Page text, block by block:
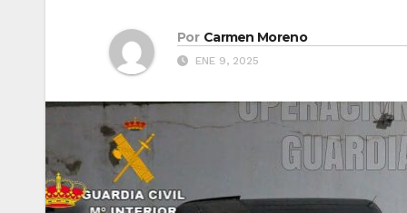
Por Carmen Moreno
ENE 9, 2025